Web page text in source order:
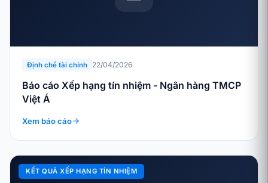
Định chế tài chính 22/04/2026
Báo cáo Xếp hạng tín nhiệm - Ngân hàng TMCP
Việt Á
Xem báo cáo
KẾT QUẢ XẾP HẠNG TÍN NHIỆM